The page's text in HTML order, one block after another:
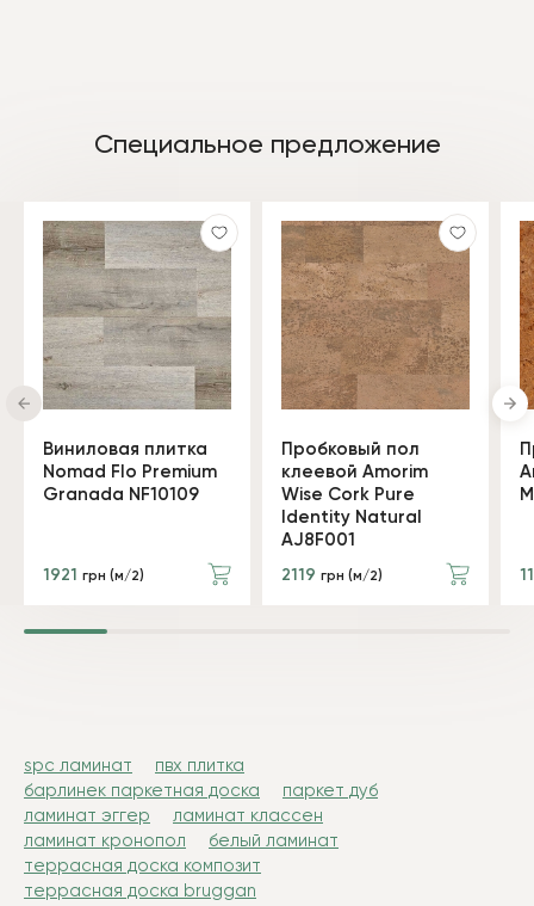
Специальное предложение
Виниловая плитка
Nomad Flo Premium
Granada NF10109
1921 грн (м/2)
Пробковый пол
клеевой Amorim
Wise Cork Pure
Identity Natural
AJ8F001
2119 грн (м/2)
spc ламинат
пвх плитка
барлинек паркетная доска
паркет дуб
ламинат эггер
ламинат классен
ламинат кронопол
белый ламинат
террасная доска композит
террасная доска bruggan